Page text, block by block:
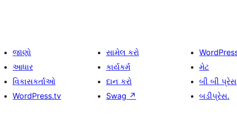
જાણો
આધાર
વિકાસકર્તાઓ
WordPress.tv
સામેલ કરો
કાર્યકર્મ
દાન કરો
Swag ↗
મેટ
બી બી પ્રેસ
બડીપ્રેસ.